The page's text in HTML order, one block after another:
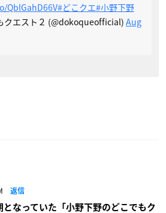
QblGahD66V#どこクエ#小野下野
クエスト２ (@dokoqueofficial) Aug
返信
となっていた「小野下野のどこでもク